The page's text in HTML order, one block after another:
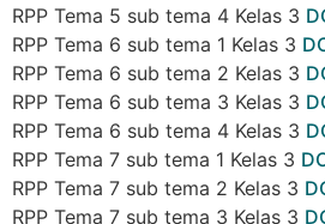
RPP Tema 5 sub tema 4 Kelas 3
RPP Tema 6 sub tema 1 Kelas 3
RPP Tema 6 sub tema 2 Kelas 3
RPP Tema 6 sub tema 3 Kelas 3
RPP Tema 6 sub tema 4 Kelas 3
RPP Tema 7 sub tema 1 Kelas 3
RPP Tema 7 sub tema 2 Kelas 3
RPP Tema 7 sub tema 3 Kelas 3